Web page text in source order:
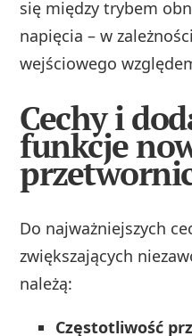
się między trybem
napięcia – w
wejściowego
Cechy i
funkcje
Do najważniejszych
zwiększających
należą:
Częstotliwość